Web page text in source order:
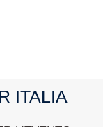
ITALIA